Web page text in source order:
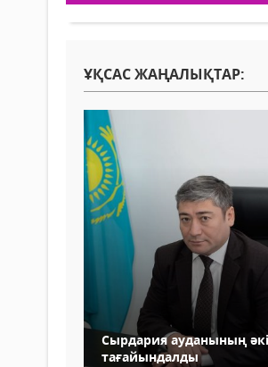
ҰҚСАС ЖАҢАЛЫҚТАР:
Сырдария ауданының
тағайындалды